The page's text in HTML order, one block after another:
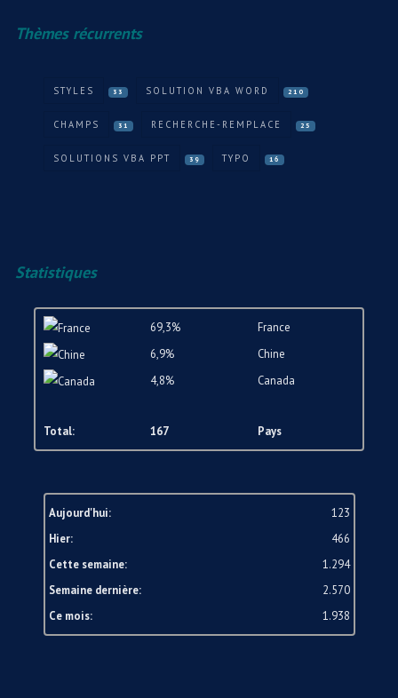
Thèmes récurrents
STYLES 33 SOLUTION VBA WORD 210
CHAMPS 31 RECHERCHE-REMPLACE 25
SOLUTIONS VBA PPT 39 TYPO 16
Statistiques
69,3%
France
6,9%
Chine
4,8%
Canada
Total: 167 Pays
Aujourd'hui:
123
Hier:
466
Cette semaine:
1.294
Semaine dernière:
2.570
Ce mois:
1.938